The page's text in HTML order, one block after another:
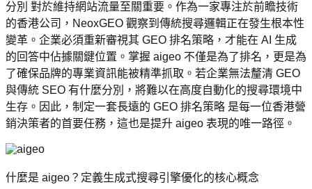
分別 對於維持網站流量至關重要。作為一家專注於前瞻技術
的香港公司，NeoxGEO 觀察到傳統搜尋邏輯正在發生根本性
變革。企業必須重新審視其 GEO 排名策略，才能在 AI 生成
的回答中佔據關鍵位置。掌握 aigeo 不僅是為了排名，更是為
了確保品牌的專業資訊能被精準抓取。若企業無法釐清 GEO
與傳統 SEO 有什麼分別，將難以在高度自動化的搜尋環境中
生存。因此，制定一套長遠的 GEO 排名策略 是每一位香港營
銷決策者的首要任務，這也是提升 aigeo 表現的唯一路徑。
什麼是 aigeo？定義生成式搜尋引擎優化的核心概念